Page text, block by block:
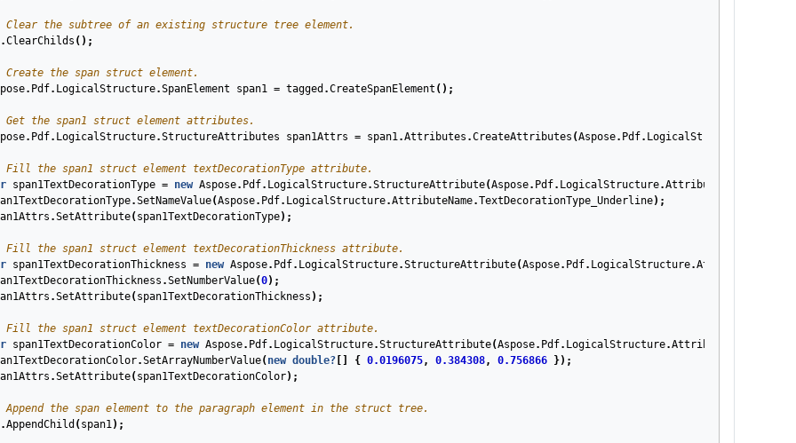
the subtree of an existing structure tree element.
.ClearChilds ();
the span struct element.
. Pdf. LogicalStructure.SpanElement span1 = tagged .CreateSpanElement ();
the span1 struct element attributes.
. Pdf. LogicalStructure.StructureAttributes span1Attrs = span1.Attributes .CreateAttributes (Aspose. Pdf. LogicalStructure
the span1 struct element textDecorationType attribute.
span1TextDecorationType = new Aspose. Pdf. LogicalStructure.StructureAttribute(Aspose. Pdf. LogicalStructure.AttributeKey
.SetNameValue(Aspose. Pdf. LogicalStructure.AttributeName.TextDecorationType_Underline);
.SetAttribute( span1TextDecorationType);
the span1 struct element textDecorationThickness attribute.
span1TextDecorationThickness = new Aspose. Pdf. LogicalStructure.StructureAttribute(Aspose. Pdf. LogicalStructure.AttributeKey
.SetNumberValue(0);
.SetAttribute( span1TextDecorationThickness );
the span1 struct element textDecorationColor attribute.
span1TextDecorationColor = new Aspose. Pdf. LogicalStructure.StructureAttribute(Aspose. Pdf. LogicalStructure.AttributeKey
.SetArrayNumberValue( new double?[] { 0.0196075, 0.384308, 0.756866
});
.SetAttribute( span1TextDecorationColor);
the span element to the paragraph element in the struct tree.
.AppendChild ( span1);